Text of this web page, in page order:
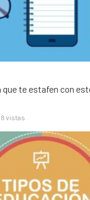
que te estafen con
vistas